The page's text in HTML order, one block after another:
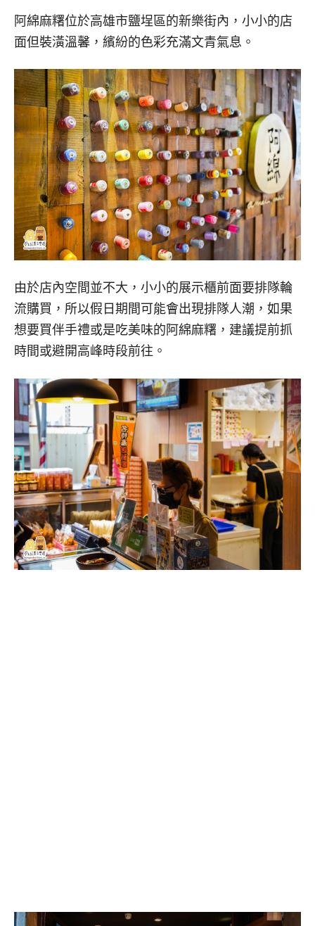
阿綿麻糬位於高雄市鹽埕區的新樂街內，小小的店
面但裝潢溫馨，繽紛的色彩充滿文青氣息。
由於店內空間並不大，小小的展示櫃前面要排隊輪
流購買，所以假日期間可能會出現排隊人潮，如果
想要買伴手禮或是吃美味的阿綿麻糬，建議提前抓
時間或避開高峰時段前往。